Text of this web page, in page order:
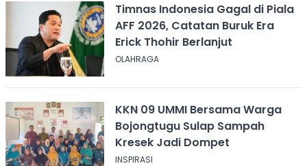
Timnas Indonesia Gagal di Piala
AFF 2026, Catatan Buruk Era
Erick Thohir Berlanjut
OLAHRAGA
KKN 09 UMMI Bersama Warga
Bojongtugu Sulap Sampah
Kresek Jadi Dompet
INSPIRASI